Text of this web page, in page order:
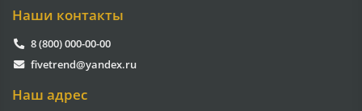
Наши контакты
8 (800) 000-00-00
fivetrend@yandex.ru
Наш адрес